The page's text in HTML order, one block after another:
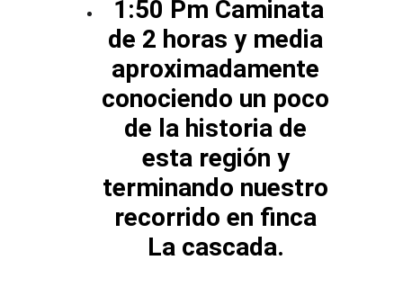
de 2 horas y media
aproximadamente
conociendo un poco
de la historia de
esta región y
terminando nuestro
recorrido en finca
La cascada.